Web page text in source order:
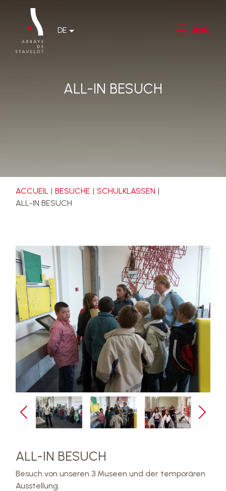
DE MENÜ
ALL-IN BESUCH
ACCUEIL BESUCHE
SCHULKLASSEN
ALL-IN BESUCH
ALL-IN BESUCH
Besuch von unseren 3 Museen und der temporären
Ausstellung.